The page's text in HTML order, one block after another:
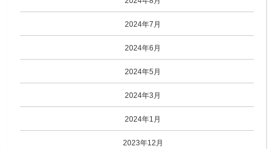
2024年7月
2024年6月
2024年5月
2024年3月
2024年1月
2023年12月